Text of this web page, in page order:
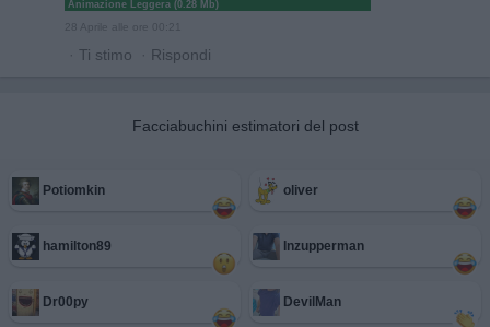
Animazione Leggera (0.28 Mb)
28 Aprile alle ore 00:21
· Ti stimo · Rispondi
Facciabuchini estimatori del post
Potiomkin oliver
hamilton89 Inzupperman
Dr00py DevilMan